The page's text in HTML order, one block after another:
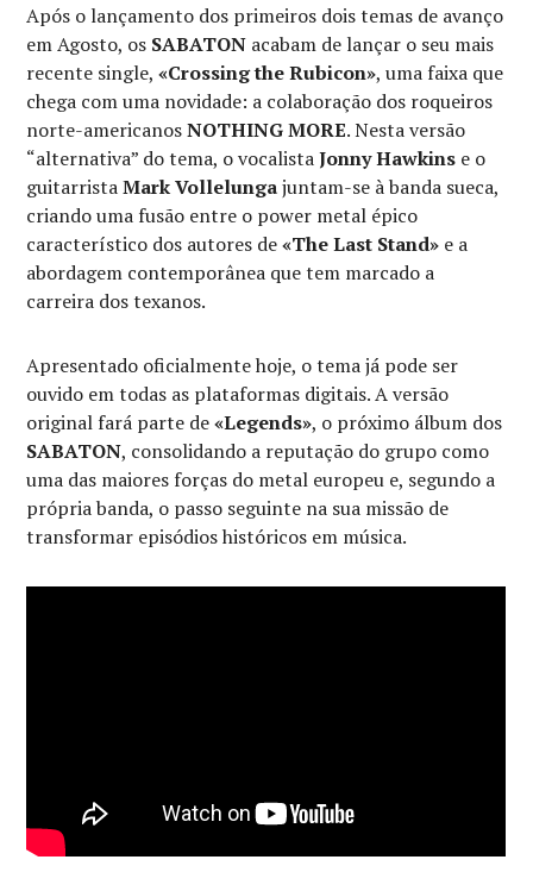
Após o lançamento dos primeiros dois temas de avanço
em Agosto, os SABATON acabam de lançar o seu mais
recente single,«Crossing the Rubicon», uma faixa que
chega com uma novidade: a colaboração dos roqueiros
norte-americanosNOTHING MORE. Nesta versão
“alternativa” do tema, o vocalistaJonny Hawkins e o
guitarristaMark Vollelungajuntam-se à banda sueca,
criando uma fusão entre o power metal épico
característico dos autores de«The Last Stand» e a
abordagem contemporânea que tem marcado a
carreira dos texanos.
Apresentado oficialmente hoje, o tema já pode ser
ouvido em todas as plataformas digitais. A versão
original fará parte de«Legends», o próximo álbum dos
SABATON, consolidando a reputação do grupo como
uma das maiores forças do metal europeu e, segundo a
própria banda, o passo seguinte na sua missão de
transformar episódios históricos em música.